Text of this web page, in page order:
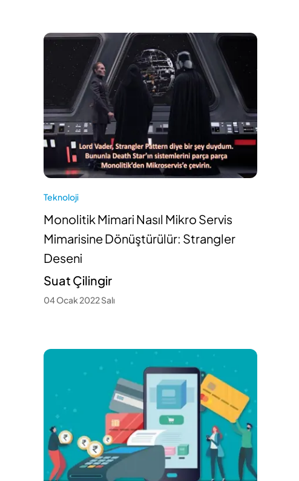
Teknoloji
Monolitik Mimari Nasıl Mikro Servis
Mimarisine Dönüştürülür: Strangler
Deseni
Suat Çilingir
04 Ocak 2022 Salı